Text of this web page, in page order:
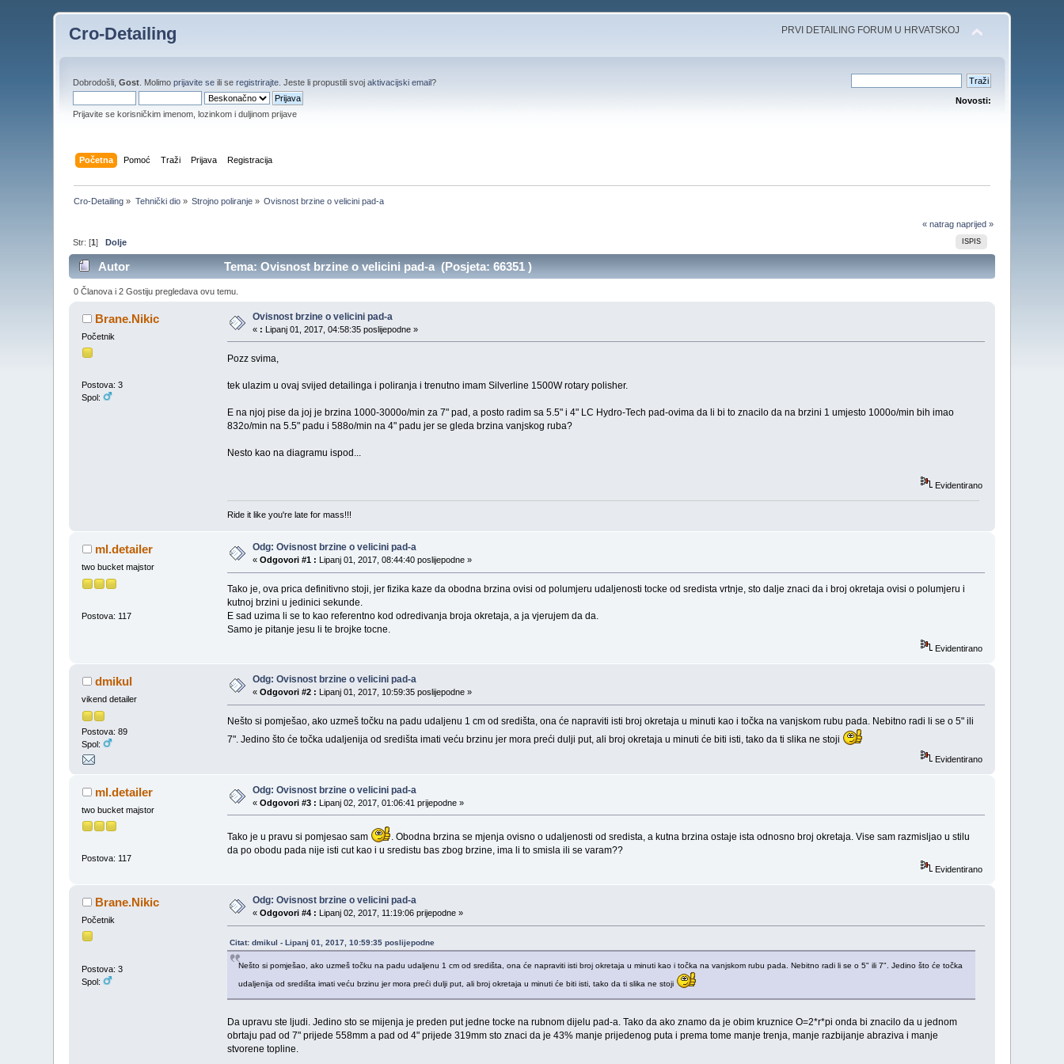
Cro-Detailing PRVI DETAILING FORUM U HRVATSKOJ
Dobrodošli,Gost . Molimoprijavite se ili seregistrirajte . Jeste li propustili svojaktivacijski email?
Prijavite se korisničkim imenom, lozinkom i duljinom prijave
Novosti:
Početna Pomoć Traži Prijava Registracija
Cro-Detailing » Tehnički dio» Strojno poliranje » Ovisnost brzine o velicini pad-a
« natrag naprijed »
ISPIS
Str: [1]Dolje
Autor Tema: Ovisnost brzine o velicini pad-a (Posjeta: 66351 )
0 Članova i 2 Gostiju pregledava ovu temu.
Brane.Nikic
Početnik
Postova: 3
Spol:
Ovisnost brzine o velicini pad-a
« : Lipanj 01, 2017, 04:58:35 poslijepodne »
Pozz svima,
tek ulazim u ovaj svijed detailinga i poliranja i trenutno imam Silverline 1500W rotary polisher.
E na njoj pise da joj je brzina 1000-3000o/min za 7" pad, a posto radim sa 5.5" i 4" LC Hydro-Tech pad-ovima da li bi to znacilo da na brzini 1 umjesto 1000o/min bih imao
832o/min na 5.5" padu i 588o/min na 4" padu jer se gleda brzina vanjskog ruba?
Nesto kao na diagramu ispod...
Evidentirano
Ride it like you're late for mass!!!
ml.detailer
two bucket majstor
Postova: 117
Odg: Ovisnost brzine o velicini pad-a
«Odgovori #1 : Lipanj 01, 2017, 08:44:40 poslijepodne »
Tako je, ova prica definitivno stoji, jer fizika kaze da obodna brzina ovisi od polumjeru udaljenosti tocke od sredista vrtnje, sto dalje znaci da i broj okretaja ovisi o polumjeru i
kutnoj brzini u jedinici sekunde.
E sad uzima li se to kao referentno kod odredivanja broja okretaja, a ja vjerujem da da.
Samo je pitanje jesu li te brojke tocne.
Evidentirano
dmikul
vikend detailer
Postova: 89
Spol:
Odg: Ovisnost brzine o velicini pad-a
«Odgovori #2 : Lipanj 01, 2017, 10:59:35 poslijepodne »
Nešto si pomješao, ako uzmeš točku na padu udaljenu 1 cm od središta, ona će napraviti isti broj okretaja u minuti kao i točka na vanjskom rubu pada. Nebitno radi li se o 5" ili
7". Jedino što će točka udaljenija od središta imati veću brzinu jer mora preći dulji put, ali broj okretaja u minuti će biti isti, tako da ti slika ne stoji
Evidentirano
ml.detailer
two bucket majstor
Postova: 117
Odg: Ovisnost brzine o velicini pad-a
«Odgovori #3 : Lipanj 02, 2017, 01:06:41 prijepodne »
Tako je u pravu si pomjesao sam
. Obodna brzina se mjenja ovisno o udaljenosti od sredista, a kutna brzina ostaje ista odnosno broj okretaja. Vise sam razmisljao u stilu
da po obodu pada nije isti cut kao i u sredistu bas zbog brzine, ima li to smisla ili se varam??
Evidentirano
Brane.Nikic
Početnik
Postova: 3
Spol:
Odg: Ovisnost brzine o velicini pad-a
«Odgovori #4 : Lipanj 02, 2017, 11:19:06 prijepodne »
Citat: dmikul - Lipanj 01, 2017, 10:59:35 poslijepodne
Nešto si pomješao, ako uzmeš točku na padu udaljenu 1 cm od središta, ona će napraviti isti broj okretaja u minuti kao i točka na vanjskom rubu pada. Nebitno radi li se o 5" ili 7". Jedino što će točka
udaljenija od središta imati veću brzinu jer mora preći dulji put, ali broj okretaja u minuti će biti isti, tako da ti slika ne stoji
Da upravu ste ljudi. Jedino sto se mijenja je preden put jedne tocke na rubnom dijelu pad-a. Tako da ako znamo da je obim kruznice O=2*r*pi onda bi znacilo da u jednom
obrtaju pad od 7" prijede 558mm a pad od 4" prijede 319mm sto znaci da je 43% manje prijedenog puta i prema tome manje trenja, manje razbijanje abraziva i manje
stvorene topline.